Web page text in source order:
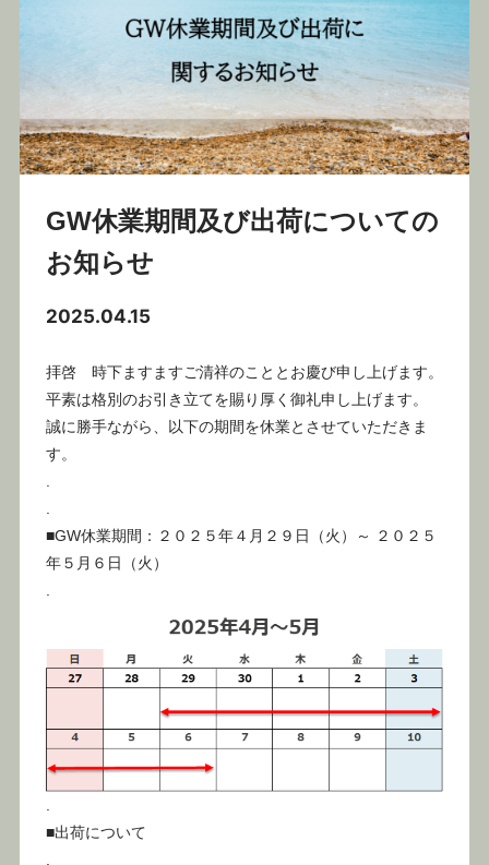
GW休業期間及び出荷についての
お知らせ
2025.04.15
拝啓 時下ますますご清祥のこととお慶び申し上げます。
平素は格別のお引き立てを賜り厚く御礼申し上げます。
誠に勝手ながら、以下の期間を休業とさせていただきま
す。
■GW休業期間：２０２５年４月２９日（火）～ ２０２５
年５月６日（火）
■出荷について